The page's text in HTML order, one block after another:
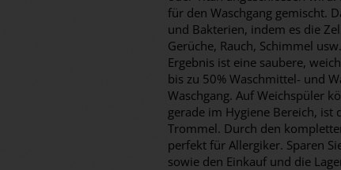
für den Waschgang gemischt.
und Bakterien, indem es die
Gerüche, Rauch, Schimmel
Ergebnis ist eine saubere,
bis zu 50% Waschmittel- und
Waschgang. Auf Weichspüler
gerade im Hygiene Bereich,
Trommel. Durch den
perfekt für Allergiker. Sparen
sowie den Einkauf und die